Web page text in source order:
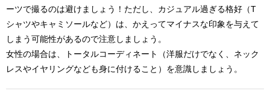
ーツで撮るのは避けましょう！ただし、カジュアル過ぎる格好（T
シャツやキャミソールなど）は、かえってマイナスな印象を与えて
しまう可能性があるので注意しましょう。
女性の場合は、トータルコーディネート（洋服だけでなく、ネック
レスやイヤリングなども身に付けること）を意識しましょう。